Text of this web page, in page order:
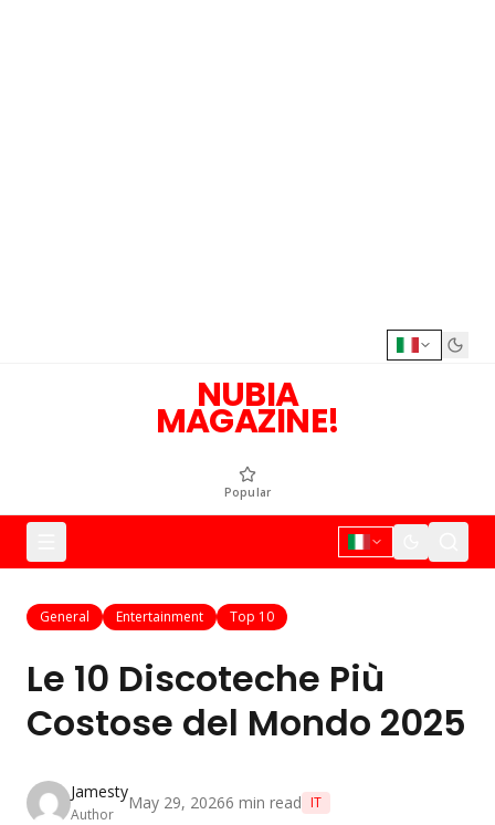
NUBIA
MAGAZINE!
Popular
General Entertainment Top 10
Le 10 Discoteche Più
Costose del Mondo 2025
Jamesty
Author
May 29, 20266 min read IT